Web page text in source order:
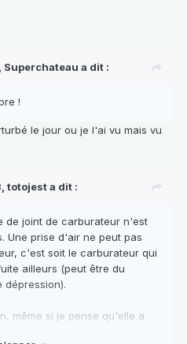
Superchateau a dit :
!
le jour ou je l'ai vu mais vu
totojesta dit :
de joint de carburateur n'est
Une prise d'air ne peut pas
c'est soit le carburateur qui
ailleurs (peut être du
dépression).
même si je pense qu'elle a